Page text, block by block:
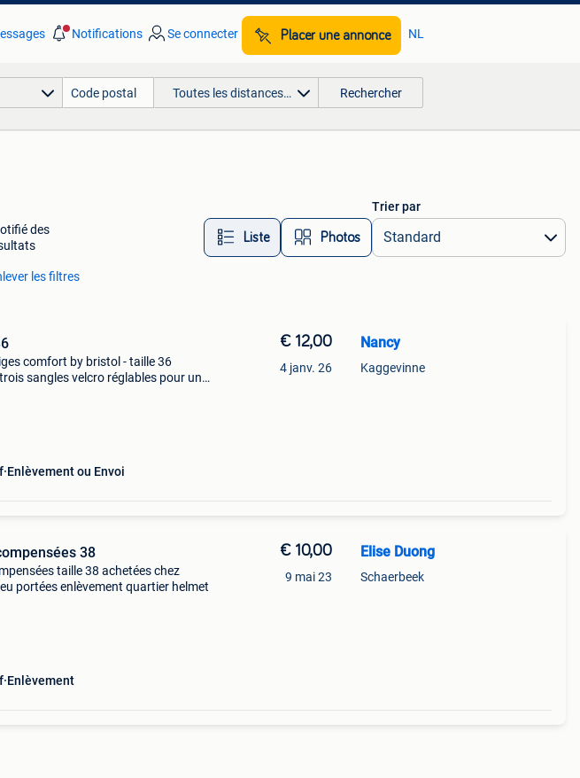
Notifications Se connecter Placer une annonce NL
Toutes les distances… Rechercher
des
Liste Photos
Trier par
les filtres
comfort by bristol - taille 36
sangles velcro réglables pour un
Enlèvement ou Envoi
€ 12,00
4 janv. 26
Nancy
Kaggevinne
38
taille 38 achetées chez
portées enlèvement quartier helmet
Enlèvement
€ 10,00
9 mai 23
Elise Duong
Schaerbeek